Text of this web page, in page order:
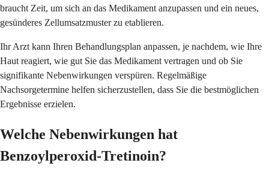
braucht Zeit, um sich an das Medikament anzupassen und ein neues,
gesünderes Zellumsatzmuster zu etablieren.
Ihr Arzt kann Ihren Behandlungsplan anpassen, je nachdem, wie Ihre
Haut reagiert, wie gut Sie das Medikament vertragen und ob Sie
signifikante Nebenwirkungen verspüren. Regelmäßige
Nachsorgetermine helfen sicherzustellen, dass Sie die bestmöglichen
Ergebnisse erzielen.
Welche Nebenwirkungen hat
Benzoylperoxid-Tretinoin?